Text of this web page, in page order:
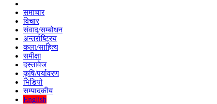
समाचार
विचार
संवाद/सम्बोधन
अन्तर्राष्ट्रिय
कला/साहित्य
समीक्षा
दस्तावेज
कृषि/पर्यावरण
भिडियो
सम्पादकीय
English